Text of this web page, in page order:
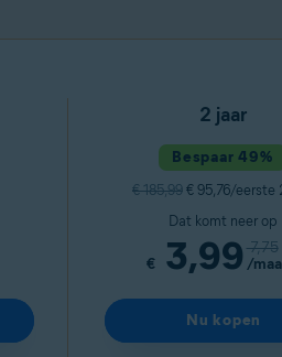
2 jaar
Bespaar 49%
€ 185,99 € 95,76/eerste
Dat komt neer op
€ 3,99 7,75
/
Nu kopen